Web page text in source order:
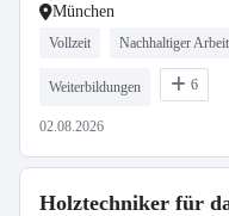
München
Vollzeit Nachhaltiger
Weiterbildungen 6
02.08.2026
Holztechniker für